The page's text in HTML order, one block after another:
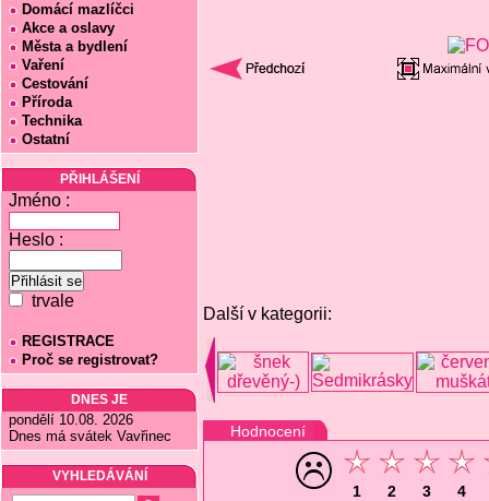
Domácí mazlíčci
Akce a oslavy
Města a bydlení
Vaření
Cestování
Příroda
Technika
Ostatní
PŘIHLÁŠENÍ
Jméno :
Heslo :
trvale
REGISTRACE
Proč se registrovat?
DNES JE
pondělí 10.08. 2026
Dnes má svátek Vavřinec
VYHLEDÁVÁNÍ
Další v kategorii:
Hodnocení
1 2 3 4